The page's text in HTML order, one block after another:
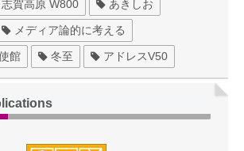
賀高原 W800 あきしお
メディア論的に考える
館 冬至 アドレスV50